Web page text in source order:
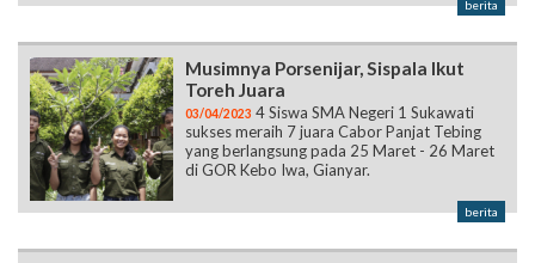
berita
Musimnya Porsenijar, Sispala Ikut
Toreh Juara
03/04/2023 4 Siswa SMA Negeri 1 Sukawati
sukses meraih 7 juara Cabor Panjat Tebing
yang berlangsung pada 25 Maret - 26 Maret
di GOR Kebo Iwa, Gianyar.
berita